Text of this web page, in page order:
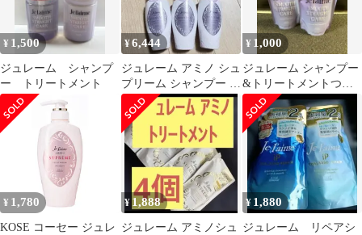
¥ 1,500
ジュレーム シャンプ
ー トリートメント
¥6,444
ジュレーム アミノ シュ
プリーム シャンプー 本
体 6本セット
¥ 1,000
ジュレーム シャンプー
&トリートメントつめ
かえ用 スムーススト
レートケア
¥ 1,780
KOSE コーセー ジュレ
¥ 1,888
ジュレーム アミノシュ
¥ 1,880
ジュレーム リペアシ